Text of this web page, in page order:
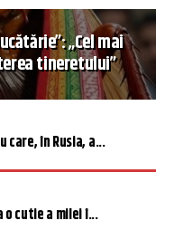
„Cel mai
tineretului”
care, în Rusia, a...
cutie a milei î...